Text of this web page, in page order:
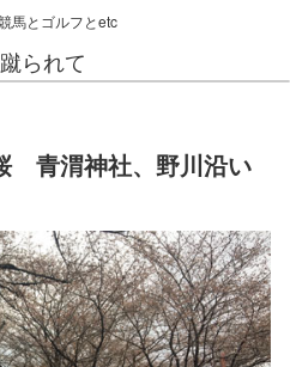
馬とゴルフとetc
られて
青渭神社、野川沿い